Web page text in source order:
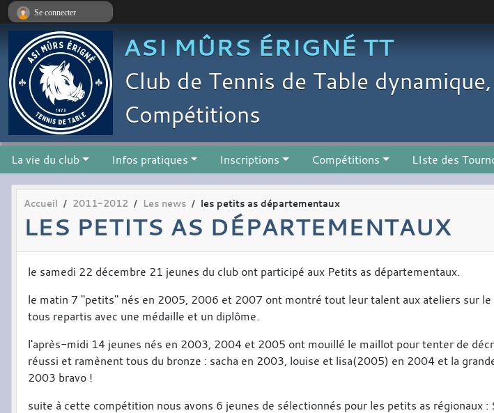
ASI MÛRS ÉRIGNÉ TT
Club de Tennis de Table
Compétitions
La vie du club Infos pratiques Inscriptions Compétitions LIste des
Accueil 2011-2012 Les news les petits as départementaux
LES PETITS AS DÉPARTEMENTAUX
le samedi 22 décembre 21 jeunes du club ont participé aux Petits as départementaux.
le matin 7 "petits" nés en 2005, 2006 et 2007 ont montré tout leur talent aux ateliers sur
tous repartis avec une médaille et un diplôme.
l'après-midi 14 jeunes nés en 2003, 2004 et 2005 ont mouillé le maillot pour tenter de
réussi et ramènent tous du bronze : sacha en 2003, louise et lisa(2005) en 2004 et la
2003 bravo !
suite à cette compétition nous avons 6 jeunes de sélectionnés pour les petits as régionaux
Se connecter
Panneau de gestion des cookies